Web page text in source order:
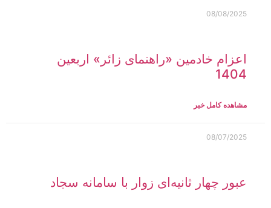
08/08/2025
اعزام خادمین «راهنمای زائر» اربعین
1404
مشاهده کامل خبر
08/07/2025
عبور چهار ثانیه‌ای زوار با سامانه سجاد